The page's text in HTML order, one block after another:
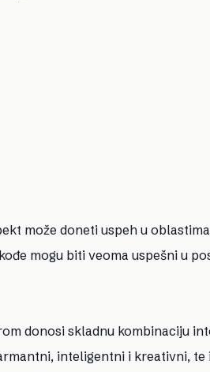
može doneti uspeh u
mogu biti veoma uspešni u
donosi skladnu kombinaciju
inteligentni i kreativni,